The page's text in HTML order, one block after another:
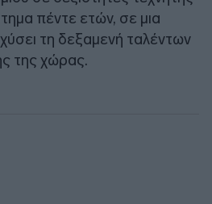
πέντε ετών, σε μια
τη δεξαμενή ταλέντων
της χώρας.